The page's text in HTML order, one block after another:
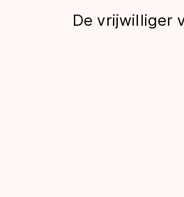
Tijden
De vrijwilliger